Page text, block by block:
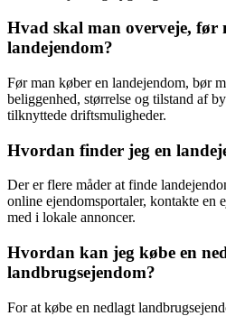
Hvad skal man overveje, før
landejendom?
Før man køber en landejendom, bør
beliggenhed, størrelse og tilstand af
tilknyttede driftsmuligheder.
Hvordan finder jeg en
Der er flere måder at finde
online ejendomsportaler, kontakte en
med i lokale annoncer.
Hvordan kan jeg købe en
landbrugsejendom?
For at købe en nedlagt